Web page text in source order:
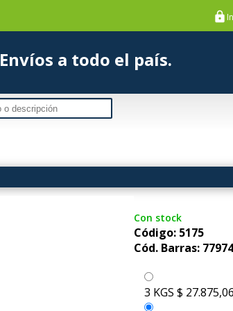
https
Envíos a todo
Con stock
Código: 5175
Cód. Barras:
3 KGS $ 27.875,06